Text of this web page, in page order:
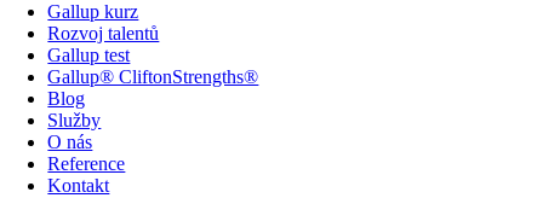
Gallup kurz
Rozvoj talentů
Gallup test
Gallup® CliftonStrengths®
Blog
Služby
O nás
Reference
Kontakt